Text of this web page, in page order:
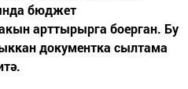
бюджет
арттырырга боерган. Бу
документка сылтама